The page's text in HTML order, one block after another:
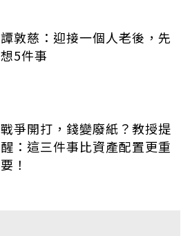
譚敦慈：迎接一個人老後，先
想5件事
戰爭開打，錢變廢紙？教授提
醒：這三件事比資產配置更重
要！